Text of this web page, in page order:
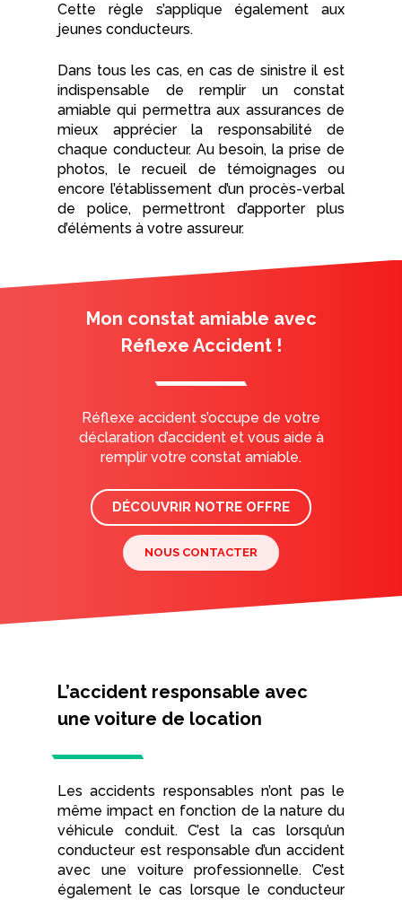
Cette règle s’applique également aux
jeunes conducteurs.
Dans tous les cas, en cas de sinistre il est
indispensable de remplir un constat
amiable qui permettra aux assurances de
mieux apprécier la responsabilité de
chaque conducteur. Au besoin, la prise de
photos, le recueil de témoignages ou
encore l’établissement d’un procès-verbal
de police, permettront d’apporter plus
d’éléments à votre assureur.
Mon constat amiable avec
Réflexe Accident !
Réflexe accident s’occupe de votre
déclaration d’accident et vous aide à
remplir votre constat amiable.
DÉCOUVRIR NOTRE OFFRE
NOUS CONTACTER
L’accident responsable avec
une voiture de location
Les accidents responsables n’ont pas le
même impact en fonction de la nature du
véhicule conduit. C’est la cas lorsqu’un
conducteur est responsable d’un accident
avec une voiture professionnelle. C’est
également le cas lorsque le conducteur